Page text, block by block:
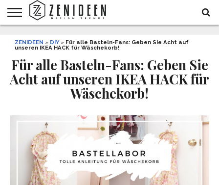
INNENDESIGN
ARCHITEKTUR
GARTEN
UND
LIFESTYLE
DEKO
&
DIY
STYLE
REZEPTE
GESUNDHEIT
WEIHNACHTEN
ZENIDEEN » DIY» Für alle Basteln-Fans: Geben Sie Acht auf
unseren IKEA HACK für Wäschekorb!
Für alle Basteln-Fans: Geben Sie
Acht auf unseren IKEA HACK für
Wäschekorb!